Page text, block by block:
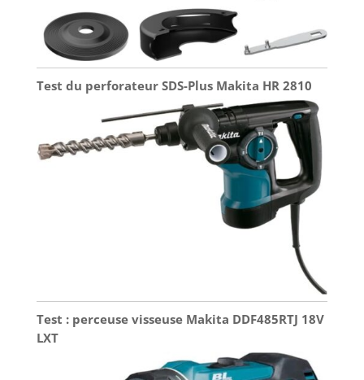
Test du perforateur SDS-Plus Makita HR 2810
Test : perceuse visseuse Makita DDF485RTJ 18V
LXT